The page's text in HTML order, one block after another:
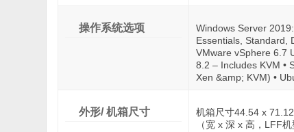
操作系统选项
Windows Server
Essentials, Standard,
VMware vSphere 6.7
8.2 – Includes KVM •
Xen &amp; KVM) •
外形/ 机箱尺寸
机箱尺寸44.54 x
（宽 x 深 x 高，LFF机